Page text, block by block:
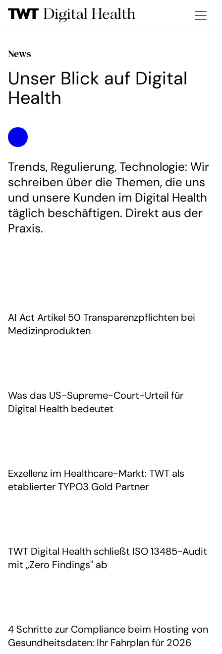
News
Unser Blick auf Digital
Health
Trends, Regulierung, Technologie: Wir
schreiben über die Themen, die uns
und unsere Kunden im Digital Health
täglich beschäftigen. Direkt aus der
Praxis.
AI Act Artikel 50 Transparenzpflichten bei
Medizinprodukten
Was das US-Supreme-Court-Urteil für
Digital Health bedeutet
Exzellenz im Healthcare-Markt: TWT als
etablierter TYPO3 Gold Partner
TWT Digital Health schließt ISO 13485-Audit
mit „Zero Findings" ab
4 Schritte zur Compliance beim Hosting von
Gesundheitsdaten: Ihr Fahrplan für 2026